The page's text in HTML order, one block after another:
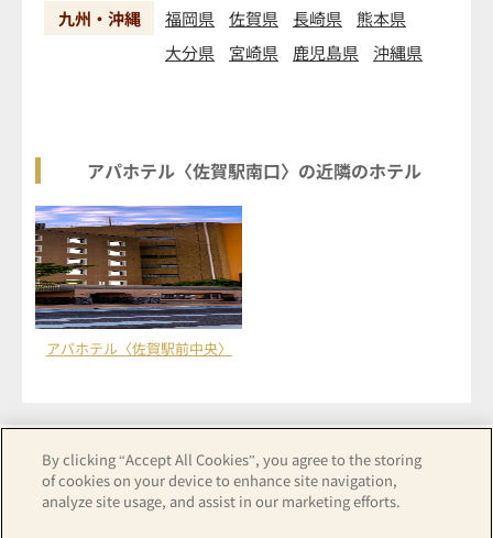
九州・沖縄
福岡県 佐賀県 長崎県
熊本県
大分県
宮崎県 鹿児島県 沖縄県
アパホテル〈佐賀駅南口〉の近隣のホテル
アパホテル〈佐賀駅前中央〉
By clicking “Accept All Cookies”, you agree to the storing
of cookies on your device to enhance site navigation,
analyze site usage, and assist in our marketing efforts.